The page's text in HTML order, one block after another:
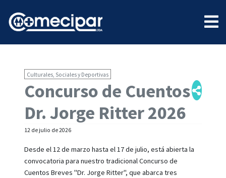
Culturales, Sociales y Deportivas
Concurso de Cuentos
Dr. Jorge Ritter 2026
12 de julio de 2026
Desde el 12 de marzo hasta el 17 de julio, está abierta la
convocatoria para nuestro tradicional Concurso de
Cuentos Breves "Dr. Jorge Ritter", que abarca tres